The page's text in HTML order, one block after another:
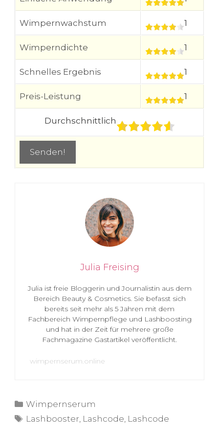
Wimpernwachstum 1
Wimperndichte 1
Schnelles Ergebnis 1
Preis-Leistung 1
Durchschnittlich
Julia Freising
Julia ist freie Bloggerin und Journalistin aus dem
Bereich Beauty & Cosmetics. Sie befasst sich
bereits seit mehr als 5 Jahren mit dem
Fachbereich Wimpernpflege und Lashboosting
und hat in der Zeit für mehrere große
Fachmagazine Gastartikel veröffentlicht.
wimpernserum.online
Kategorien
Wimpernserum
Schlagwörter
Lashbooster, Lashcode, Lashcode